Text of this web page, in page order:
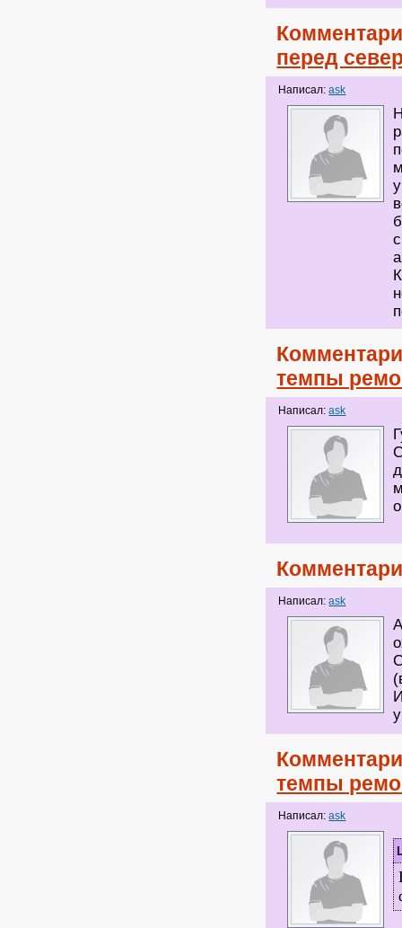
перед
Написал:ask
темпы
Написал:ask
Написал:ask
темпы
Написал:ask